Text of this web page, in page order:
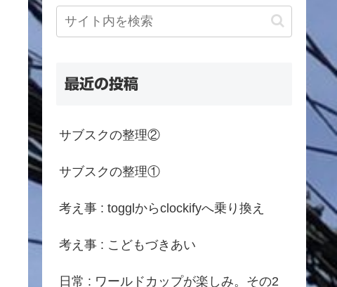
最近の投稿
サブスクの整理②
サブスクの整理①
考え事 : togglからclockifyへ乗り換え
考え事 : こどもづきあい
日常 : ワールドカップが楽しみ。その2